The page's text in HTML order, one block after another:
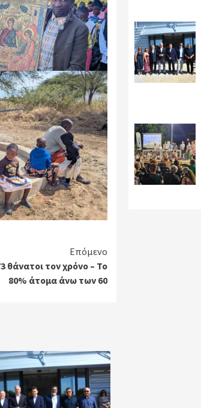
Επόμενο
θάνατοι τον χρόνο – Το
80% άτομα άνω των 60